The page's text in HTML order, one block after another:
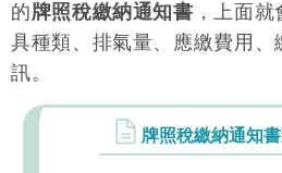
的牌照稅繳納通知書 ，上面
具種類、排氣量、應繳費用、
訊。
牌照稅繳納通知